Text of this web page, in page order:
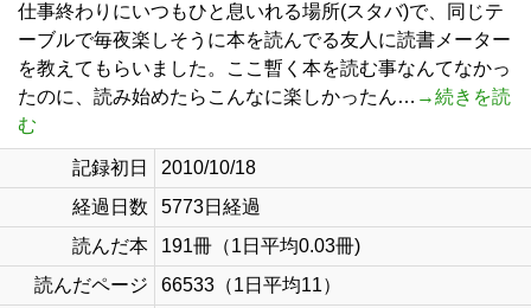
仕事終わりにいつもひと息いれる場所(スタバ)で、同じテ
ーブルで毎夜楽しそうに本を読んでる友人に読書メーター
を教えてもらいました。ここ暫く本を読む事なんてなかっ
たのに、読み始めたらこんなに楽しかったん… →続きを読
む
記録初日
2010/10/18
経過日数
5773日経過
読んだ本
191冊（1日平均0.03冊)
読んだページ
66533（1日平均11）